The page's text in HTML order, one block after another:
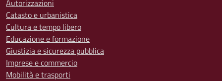
Autorizzazioni
Catasto e urbanistica
Cultura e tempo libero
Educazione e formazione
Giustizia e sicurezza pubblica
Imprese e commercio
Mobilità e trasporti